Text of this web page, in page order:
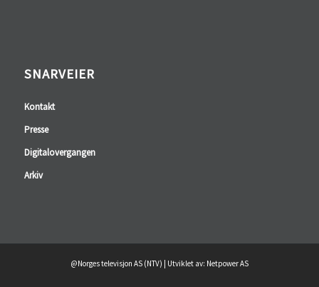
SNARVEIER
Kontakt
Presse
Digitalovergangen
Arkiv
@Norges televisjon AS (NTV) | Utviklet av: Netpower AS